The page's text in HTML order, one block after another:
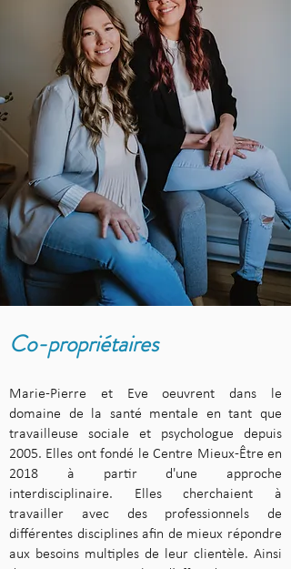
Co-propriétaires
Marie-Pierre et Eve oeuvrent dans le
domaine de la santé mentale en tant que
travailleuse sociale et psychologue depuis
2005. Elles ont fondé le Centre Mieux-Être en
2018 à partir d'une approche
interdisciplinaire. Elles cherchaient à
travailler avec des professionnels de
différentes disciplines afin de mieux répondre
aux besoins multiples de leur clientèle. Ainsi